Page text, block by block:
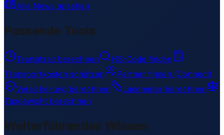
Alle News ansehen
Passende Tools
Transitzeit berechnen
HS-Code finden
Transportkosten schätzen
Partner finden (Connect)
Versicherung berechnen
Lademeter berechnen
Taxgewicht berechnen
Weiterführendes Wissen